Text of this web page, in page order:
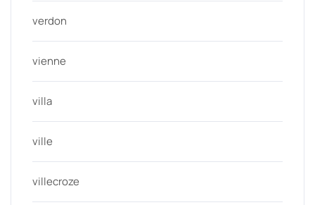
verdon
vienne
villa
ville
villecroze